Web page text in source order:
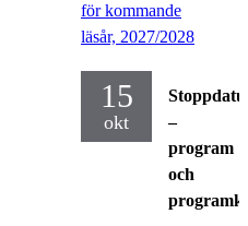
för kommande
läsår, 2027/2028
15
okt
–
program
och